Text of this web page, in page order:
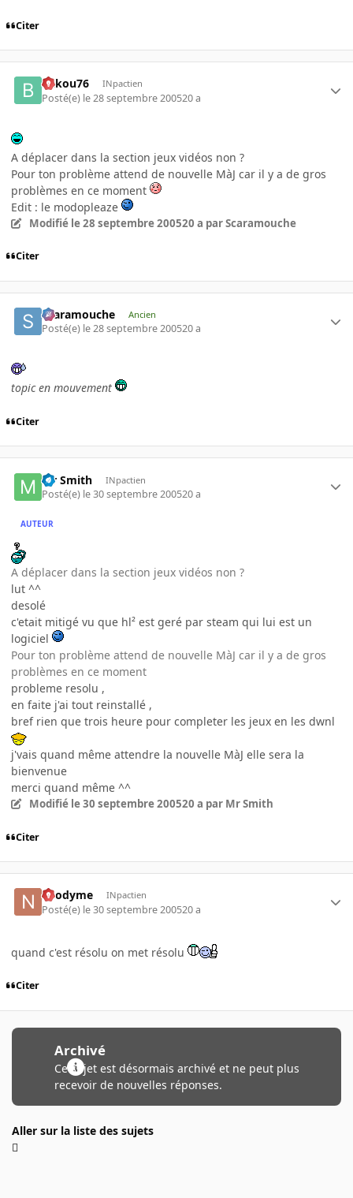
Citer
bakou76 INpactien
Posté(e) le 28 septembre 200520 a
A déplacer dans la section jeux vidéos non ?
Pour ton problème attend de nouvelle MàJ car il y a de gros
problèmes en ce moment
Edit : le modopleaze
Modifié le 28 septembre 200520 a par Scaramouche
Citer
Scaramouche Ancien
Posté(e) le 28 septembre 200520 a
topic en mouvement
Citer
Mr Smith INpactien
Posté(e) le 30 septembre 200520 a
AUTEUR
A déplacer dans la section jeux vidéos non ?
lut ^^
desolé
c'etait mitigé vu que hl² est geré par steam qui lui est un
logiciel
Pour ton problème attend de nouvelle MàJ car il y a de gros
problèmes en ce moment
probleme resolu ,
en faite j'ai tout reinstallé ,
bref rien que trois heure pour completer les jeux en les dwnl
j'vais quand même attendre la nouvelle MàJ elle sera la
bienvenue
merci quand même ^^
Modifié le 30 septembre 200520 a par Mr Smith
Citer
neodyme INpactien
Posté(e) le 30 septembre 200520 a
quand c'est résolu on met résolu
Citer
Archivé
Ce sujet est désormais archivé et ne peut plus
recevoir de nouvelles réponses.
Aller sur la liste des sujets